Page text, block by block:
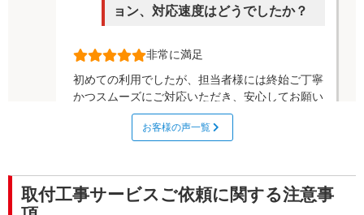
ョン、対応速度はどうでしたか？
非常に満足
初めての利用でしたが、担当者様には終始ご丁寧
かつスムーズにご対応いただき、安心してお願い
することができました。
回答日：2025/10/16
お客様の声一覧
取付工事サービスご依頼に関する注意事